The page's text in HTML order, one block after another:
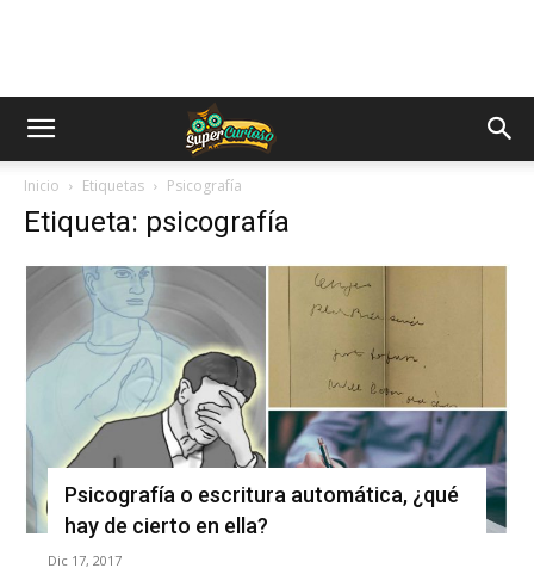
Inicio Etiquetas Psicografía
Etiqueta: psicografía
Psicografía o escritura automática, ¿qué
hay de cierto en ella?
Dic 17, 2017